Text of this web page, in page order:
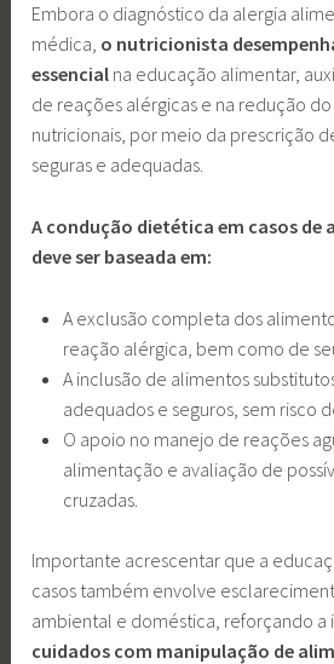
Embora o diagnóstico da alergia
médica, o nutricionista
essencial na educação alimentar,
de reações alérgicas e na redução
nutricionais, por meio da prescrição
seguras e adequadas.
A condução dietética em casos de
deve ser baseada em:
A exclusão completa dos
reação alérgica, bem como de
A inclusão de alimentos
adequados e seguros, sem risco
O apoio no manejo de reações
alimentação e avaliação de
cruzadas.
Importante acrescentar que a
casos também envolve
ambiental e doméstica, reforçando a
cuidados com manipulação de